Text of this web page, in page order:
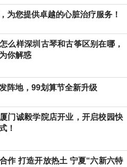
为您提供卓越的心脏治疗服务！
么样深圳古琴和古筝区别在哪，
你解惑
阵地，99划算节全新升级
门诚毅学院店开业，开启校园快
！
作 打造开放热土 宁夏“六新六特